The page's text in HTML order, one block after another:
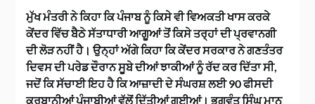
ਮੁੱਖ ਮੰਤਰੀ ਨੇ ਕਿਹਾ ਕਿ ਪੰਜਾਬ ਨੂੰ ਕਿਸੇ ਵੀ ਵਿਅਕਤੀ ਖਾਸ ਕਰਕੇ
ਕੇਂਦਰ ਵਿੱਚ ਬੈਠੇ ਸੱਤਾਧਾਰੀ ਆਗੂਆਂ ਤੋਂ ਕਿਸੇ ਤਰ੍ਹਾਂ ਦੀ ਪ੍ਰਵਾਨਗੀ
ਦੀ ਲੋੜ ਨਹੀਂ ਹੈ। ਉਨ੍ਹਾਂ ਅੱਗੇ ਕਿਹਾ ਕਿ ਕੇਂਦਰ ਸਰਕਾਰ ਨੇ ਗਣਤੰਤਰ
ਦਿਵਸ ਦੀ ਪਰੇਡ ਦੌਰਾਨ ਸੂਬੇ ਦੀਆਂ ਝਾਕੀਆਂ ਨੂੰ ਰੱਦ ਕਰ ਦਿੱਤਾ ਸੀ,
ਜਦੋਂ ਕਿ ਸੱਚਾਈ ਇਹ ਹੈ ਕਿ ਆਜ਼ਾਦੀ ਦੇ ਸੰਘਰਸ਼ ਲਈ 90 ਫੀਸਦੀ
ਕੁਰਬਾਨੀਆਂ ਪੰਜਾਬੀਆਂ ਵੱਲੋਂ ਦਿੱਤੀਆਂ ਗਈਆਂ। ਭਗਵੰਤ ਸਿੰਘ ਮਾਨ